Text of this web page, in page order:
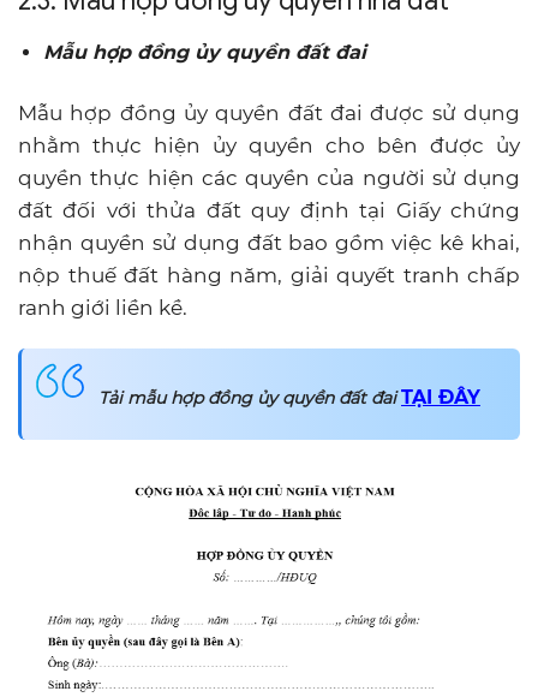
Mẫu hợp đồng ủy quyền đất đai
Mẫu hợp đồng ủy quyền đất đai được sử dụng
nhằm thực hiện ủy quyền cho bên được ủy
quyền thực hiện các quyền của người sử dụng
đất đối với thửa đất quy định tại Giấy chứng
nhận quyền sử dụng đất bao gồm việc kê khai,
nộp thuế đất hàng năm, giải quyết tranh chấp
ranh giới liền kề.
Tải mẫu hợp đồng ủy quyền đất đaiTẠI ĐÂY